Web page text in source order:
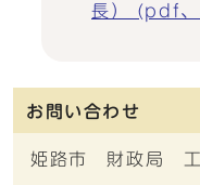
長） (pdf
お問い合わせ
姫路市 財政局 工